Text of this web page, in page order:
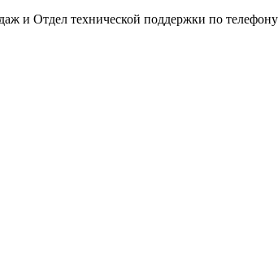
и Отдел технической поддержки по